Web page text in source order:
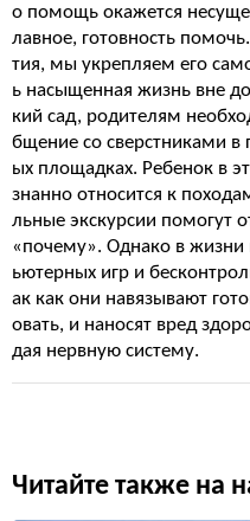
о помощь окажется
лавное, готовность
тия, мы укрепляем его
ь насыщенная жизнь вне
кий сад, родителям
бщение со сверстниками в
ых площадках. Ребенок в
знанно относится к
льные экскурсии помогут
«почему». Однако в
ьютерных игр и
ак как они навязывают
овать, и наносят вред
дая нервную систему.
Читайте также на